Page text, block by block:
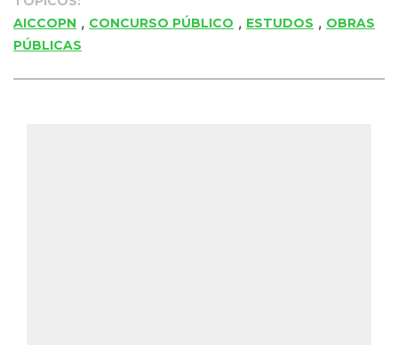
AICCOPN , CONCURSO PÚBLICO , ESTUDOS , OBRAS
PÚBLICAS